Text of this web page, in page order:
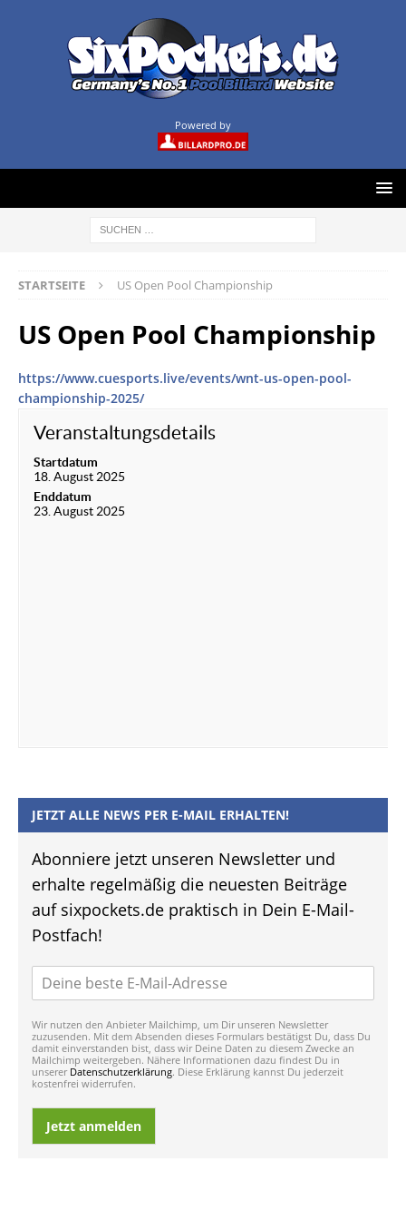
Powered by
STARTSEITE US Open Pool Championship
US Open Pool Championship
https://www.cuesports.live/events/wnt-us-open-pool-
championship-2025/
Veranstaltungsdetails
Startdatum
18. August 2025
Enddatum
23. August 2025
JETZT ALLE NEWS PER E-MAIL ERHALTEN!
Abonniere jetzt unseren Newsletter und
erhalte regelmäßig die neuesten Beiträge
auf sixpockets.de praktisch in Dein E-Mail-
Postfach!
Wir nutzen den Anbieter Mailchimp, um Dir unseren Newsletter
zuzusenden. Mit dem Absenden dieses Formulars bestätigst Du, dass Du
damit einverstanden bist, dass wir Deine Daten zu diesem Zwecke an
Mailchimp weitergeben. Nähere Informationen dazu findest Du in
unserer Datenschutzerklärung. Diese Erklärung kannst Du jederzeit
kostenfrei widerrufen.
Jetzt anmelden